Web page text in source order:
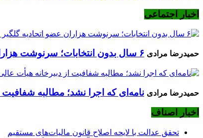
اخبار اجتماعی
حمیدرضا مرادی ۶ سال بدون انتخابات؛ سرنوشت هزاران عضو اتحادیه گلگیر و رادیاتورساز چه می‌شود؟
حمیدرضا مرادی نامه‌ای که اجرا نشد؛ مطالبه
اخبار اصناف
تحقق عدالت با لایحه اصلاح قانون مالیات‌های مستقیم